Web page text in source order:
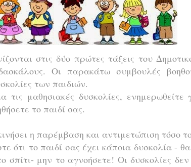
στις δύο πρώτες τάξεις του
Οι παρακάτω συμβουλές
των παιδιών.
τις μαθησιακές δυσκολίες, ενημερωθείτε
το παιδί σας.
η παρέμβαση και αντιμετώπιση τόσο
ότι το παιδί σας έχει κάποια δυσκολία -
σπίτι- μην το αγνοήσετε! Οι δυσκολίες